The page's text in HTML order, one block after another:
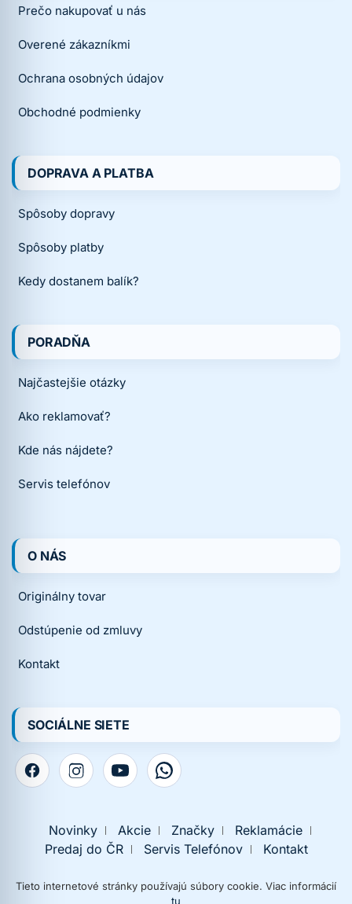
Prečo nakupovať u nás
Overené zákazníkmi
Ochrana osobných údajov
Obchodné podmienky
DOPRAVA A PLATBA
Spôsoby dopravy
Spôsoby platby
Kedy dostanem balík?
PORADŇA
Najčastejšie otázky
Ako reklamovať?
Kde nás nájdete?
Servis telefónov
O NÁS
Originálny tovar
Odstúpenie od zmluvy
Kontakt
SOCIÁLNE SIETE
Novinky Akcie Značky
Reklamácie
Predaj do ČR
Servis Telefónov Kontakt
Tieto internetové stránky používajú súbory cookie. Viac informácií
tu